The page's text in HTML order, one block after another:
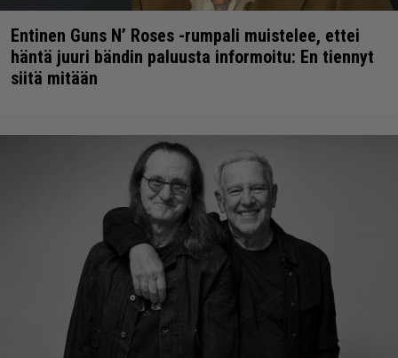
Entinen Guns N’ Roses -rumpali muistelee, ettei
häntä juuri bändin paluusta informoitu: En tiennyt
siitä mitään